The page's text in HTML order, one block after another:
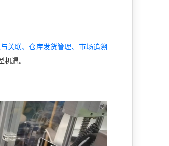
关联、仓库发货管理、市场追溯
遇。